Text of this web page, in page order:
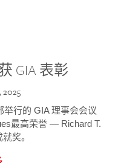
GIA 表彰
2025
举行的 GIA 理事会会议
最高荣誉 — Richard T.
奖。